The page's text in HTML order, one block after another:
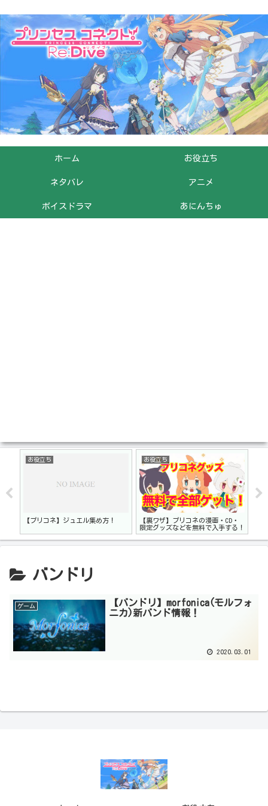
ホーム お役立ち
ネタバレ アニメ
ボイスドラマ あにんちゅ
お役立ち
【プリコネ】ジュエル集め方！
お役立ち
【裏ワザ】プリコネの漫画・CD・
限定グッズなどを無料で入手する！
バンドリ
ゲーム
【バンドリ】morfonica(モルフォ
ニカ)新バンド情報！
2020.03.01